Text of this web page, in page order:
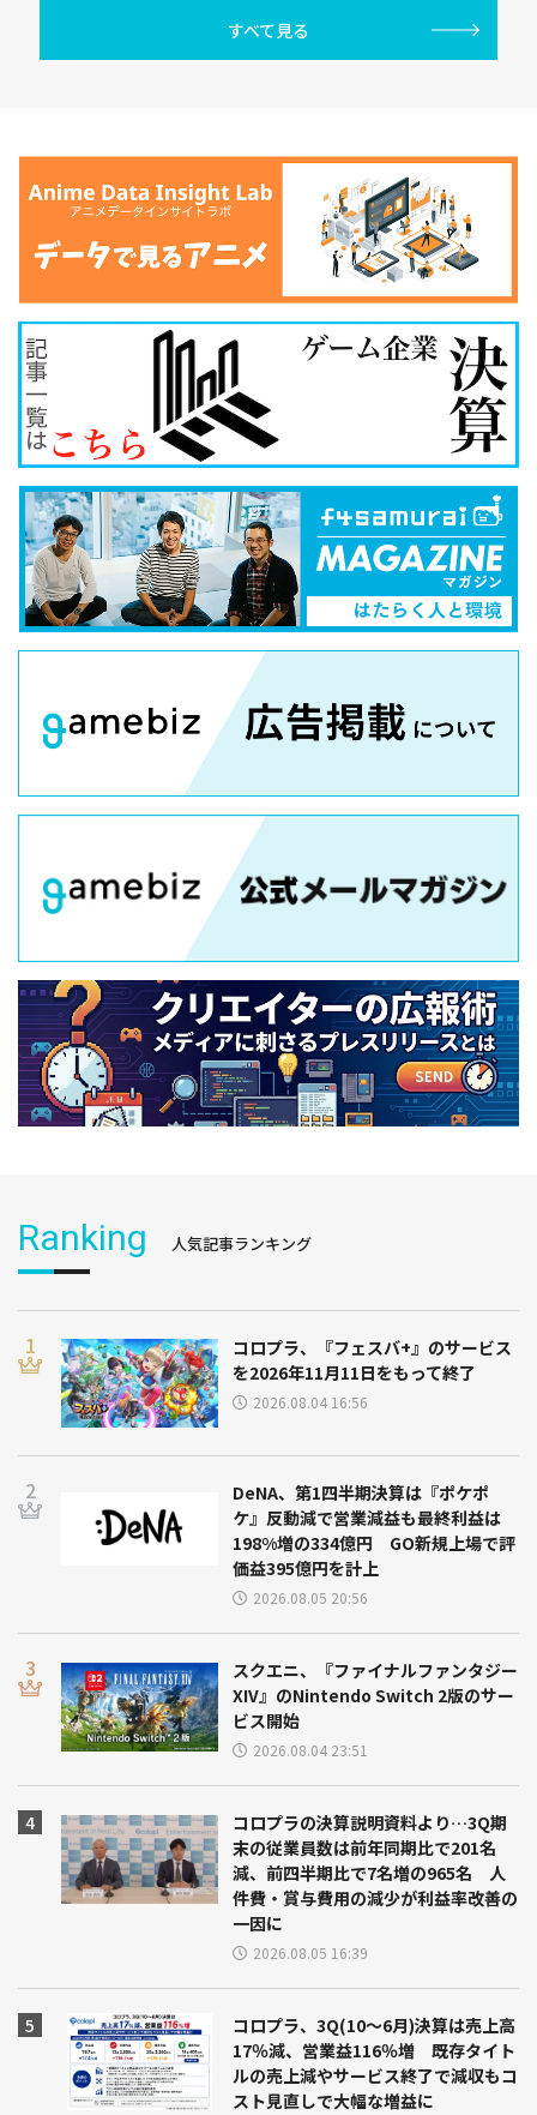
すべて見る
Ranking 人気記事ランキング
コロプラ、『フェスバ+』のサービス
を2026年11月11日をもって終了
2026.08.04 16:56
DeNA、第1四半期決算は『ポケポ
ケ』反動減で営業減益も最終利益は
198%増の334億円 GO新規上場で評
価益395億円を計上
2026.08.05 20:56
スクエニ、『ファイナルファンタジー
XIV』のNintendo Switch 2版のサー
ビス開始
2026.08.04 23:51
コロプラの決算説明資料より…3Q期
末の従業員数は前年同期比で201名
減、前四半期比で7名増の965名 人
件費・賞与費用の減少が利益率改善の
一因に
2026.08.05 16:39
コロプラ、3Q(10～6月)決算は売上高
17％減、営業益116％増 既存タイト
ルの売上減やサービス終了で減収もコ
スト見直しで大幅な増益に